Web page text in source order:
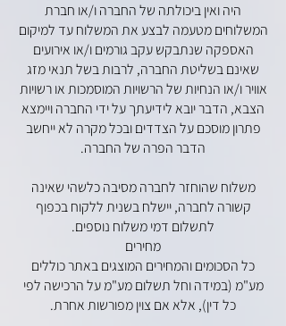
היה ואין ביכולתה של החברה ו/או חברת
המשלוחים מטעמה לבצע את המשלוח עד למיקום
האספקה שנתבקש עקב גורמים ו/או אירועים
שאינם בשליטת החברה, לרבות בשל תנאי מזג
אוויר ו/או הנחיות של הרשויות המוסמכות או רשויות
הצבא, הדבר יובא לידיעתך על ידי החברה ויימצא
פתרון מוסכם על הצדדים ובכל מקרה לא ייחשב
הדבר הפרה של החברה.
משלוח שהוחזר לחברה מסיבה כלשהי שאינה
קשורה לחברה, יישלח בשנית ללקוח בכפוף
לתשלום דמי משלוח נוספים.
מחירים
כל הסכומים והמחירים המוצגים באתר כוללים
מע"מ (במידה וחל תשלום מע"מ על הרכישה לפי
כל דין), אלא אם צוין מפורשות אחרת.